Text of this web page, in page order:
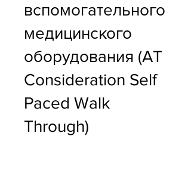
вспомогательного
медицинского
оборудования (AT
Consideration Self
Paced Walk
Through)